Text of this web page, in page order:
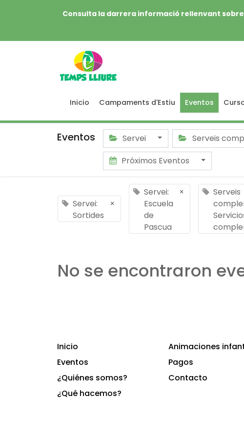
Consulta la darrera informació rellenvant
Inicio Campaments d'Estiu Eventos
Eventos Servei Serveis
Próximos Eventos
Servei:
Sortides
×
Servei:
Escuela
de
Pascua
×
Serveis
No se encontraron
Inicio
Eventos
¿Quiénes somos?
¿Qué hacemos?
Animaciones
Pagos
Contacto